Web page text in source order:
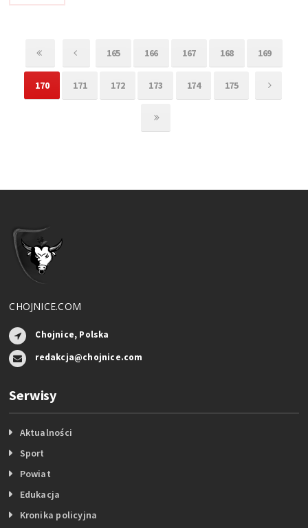
165 166 167 168 169
170 171 172 173 174 175
CHOJNICE.COM
Chojnice, Polska
redakcja@chojnice.com
Serwisy
Aktualności
Sport
Powiat
Edukacja
Kronika policyjna